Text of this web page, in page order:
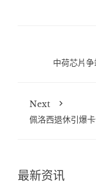
中荷芯片
Next
佩洛西退休引爆
最新资讯